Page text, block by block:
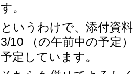
す。
というわけで、添付資
3/10 （の午前中の予定
予定しています。